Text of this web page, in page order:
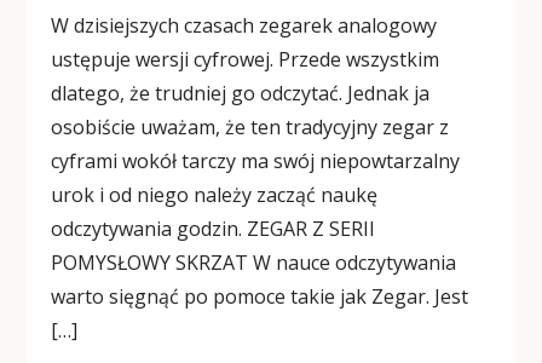
W dzisiejszych czasach zegarek analogowy
ustępuje wersji cyfrowej. Przede wszystkim
dlatego, że trudniej go odczytać. Jednak ja
osobiście uważam, że ten tradycyjny zegar z
cyframi wokół tarczy ma swój niepowtarzalny
urok i od niego należy zacząć naukę
odczytywania godzin. ZEGAR Z SERII
POMYSŁOWY SKRZAT W nauce odczytywania
warto sięgnąć po pomoce takie jak Zegar. Jest
[…]